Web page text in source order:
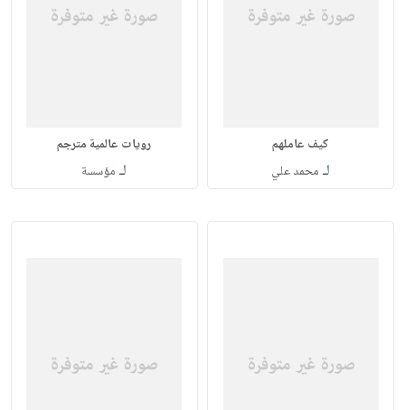
كيف عاملهم
لـ محمد علي
رويات عالمية مترجم
لـ مؤسسة